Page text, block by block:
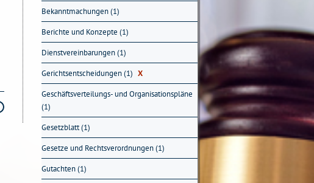
Bekanntmachungen (1)
Berichte und Konzepte (1)
Dienstvereinbarungen (1)
Gerichtsentscheidungen (1) X
Geschäftsverteilungs- und Organisationspläne
(1)
Gesetzblatt (1)
Gesetze und Rechtsverordnungen (1)
Gutachten (1)